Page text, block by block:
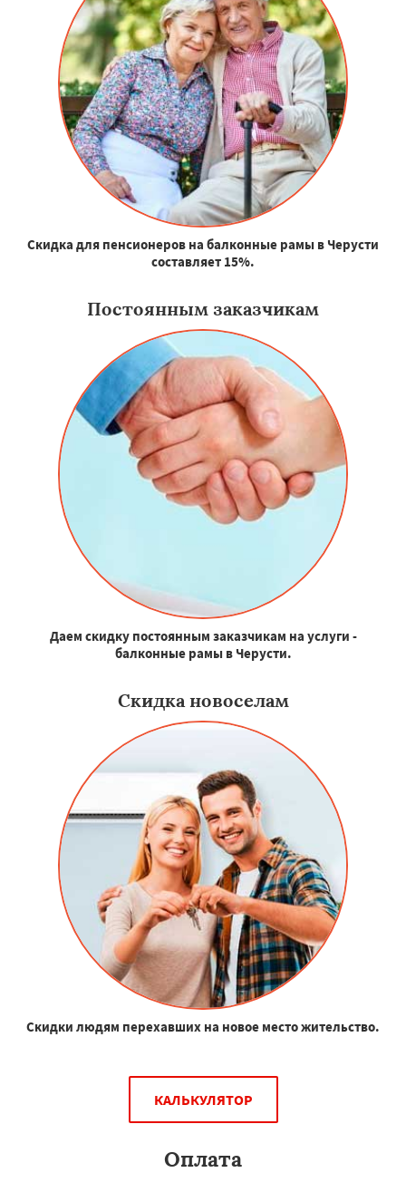
Скидка для пенсионеров на балконные рамы в Черусти
составляет 15%.
Постоянным заказчикам
Даем скидку постоянным заказчикам на услуги -
балконные рамы в Черусти.
Скидка новоселам
Скидки людям перехавших на новое место жительство.
КАЛЬКУЛЯТОР
Оплата